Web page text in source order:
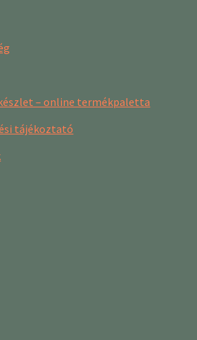
– online termékpaletta
tájékoztató